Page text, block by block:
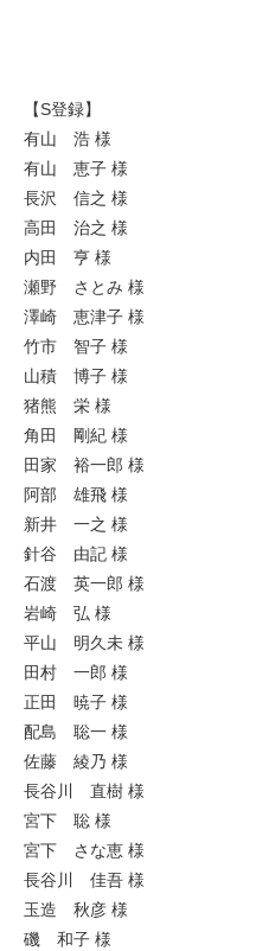
【S登録】
有山 浩 様
有山 恵子 様
長沢 信之 様
高田 治之 様
内田 亨 様
瀬野 さとみ 様
澤崎 恵津子 様
竹市 智子 様
山積 博子 様
猪熊 栄 様
角田 剛紀 様
田家 裕一郎 様
阿部 雄飛 様
新井 一之 様
針谷 由記 様
石渡 英一郎 様
岩崎 弘 様
平山 明久未 様
田村 一郎 様
正田 暁子 様
配島 聡一 様
佐藤 綾乃 様
長谷川 直樹 様
宮下 聡 様
宮下 さな恵 様
長谷川 佳吾 様
玉造 秋彦 様
磯 和子 様